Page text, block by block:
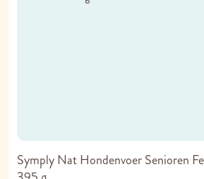
Symply Nat Hondenvoer Senioren